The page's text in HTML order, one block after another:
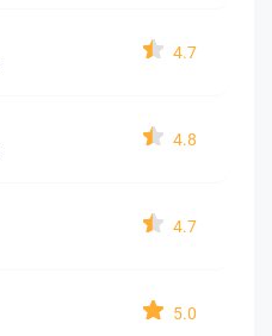
4.7
4.8
4.7
5.0